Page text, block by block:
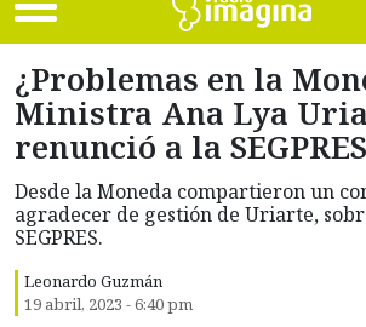
¿Problemas en la
Ministra Ana Lya
renunció a la SEGPRES
Desde la Moneda compartieron un
agradecer de gestión de Uriarte,
SEGPRES.
Leonardo Guzmán
19 abril, 2023 - 6:40 pm